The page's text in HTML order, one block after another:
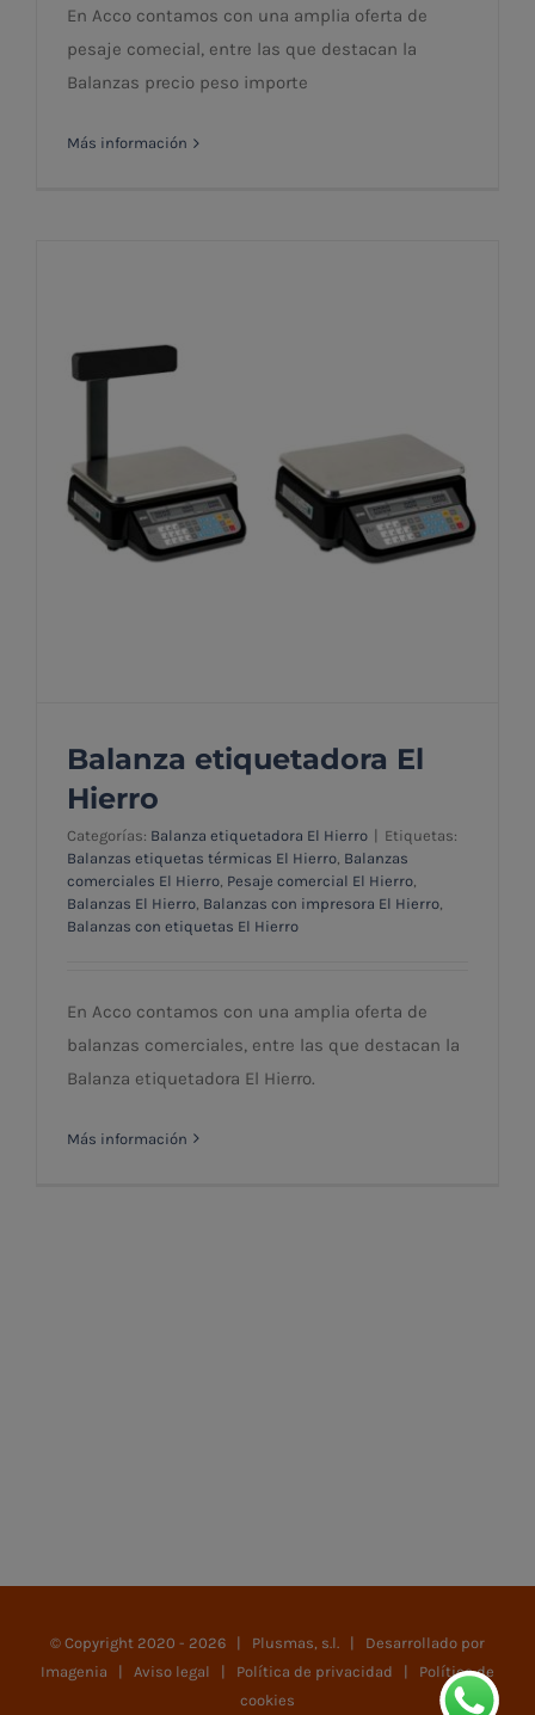
En Acco contamos con una amplia oferta de
pesaje comecial, entre las que destacan la
Balanzas precio peso importe
Más información
Balanza etiquetadora El
Hierro
Categorías: Balanza etiquetadora El Hierro | Etiquetas:
Balanzas etiquetas térmicas El Hierro Balanzas
comerciales El Hierro Pesaje comercial El Hierro
Balanzas El Hierro Balanzas con impresora El Hierro
Balanzas con etiquetas El Hierro
En Acco contamos con una amplia oferta de
balanzas comerciales, entre las que destacan la
Balanza etiquetadora El Hierro.
Más información
© Copyright 2020 - 2026 | Plusmas, s.l. | Desarrollado por
Imagenia | Aviso legal | Política de privacidad | Política de
cookies